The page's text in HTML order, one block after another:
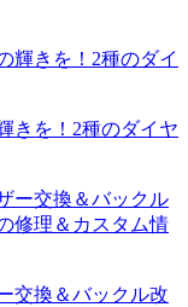
きを！2種のダイヤ
交換＆バックル改